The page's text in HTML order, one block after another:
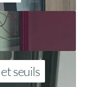
seuils